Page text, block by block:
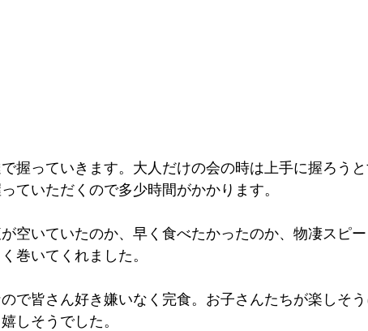
握っていきます。大人だけの会の時は上手に握ろう
ていただくので多少時間がかかります。
空いていたのか、早く食べたかったのか、物凄スピ
巻いてくれました。
で皆さん好き嫌いなく完食。お子さんたちが楽しそ
しそうでした。